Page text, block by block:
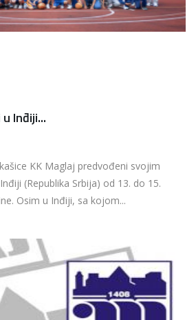
Inđiji...
KK Maglaj predvođeni svojim
(Republika Srbija) od 13. do 15.
Osim u Inđiji, sa kojom...